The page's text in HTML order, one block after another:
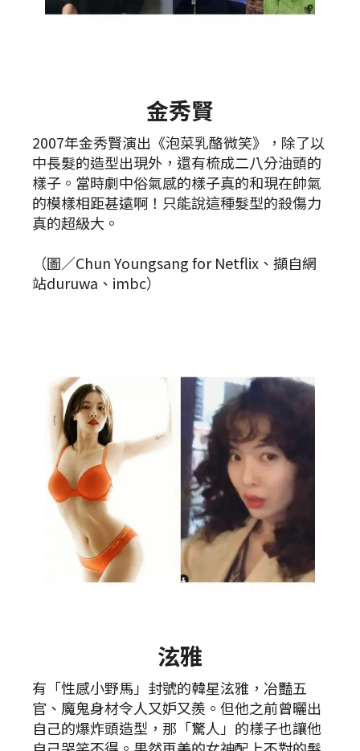
金秀賢
2007年金秀賢演出《泡菜乳酪微笑》，除了以
中長髮的造型出現外，還有梳成二八分油頭的
樣子。當時劇中俗氣感的樣子真的和現在帥氣
的模樣相距甚遠啊！只能說這種髮型的殺傷力
真的超級大。
（圖／Chun Youngsang for Netflix、擷自網
站duruwa、imbc）
泫雅
有「性感小野馬」封號的韓星泫雅，冶豔五
官、魔鬼身材令人又妒又羨。但他之前曾曬出
自己的爆炸頭造型，那「驚人」的樣子也讓他